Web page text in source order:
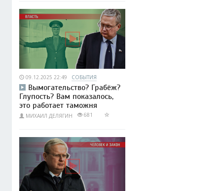
09.12.2025 22:49 СОБЫТИЯ
Вымогательство? Грабёж?
Глупость? Вам показалось,
это работает таможня
МИХАИЛ ДЕЛЯГИН 681